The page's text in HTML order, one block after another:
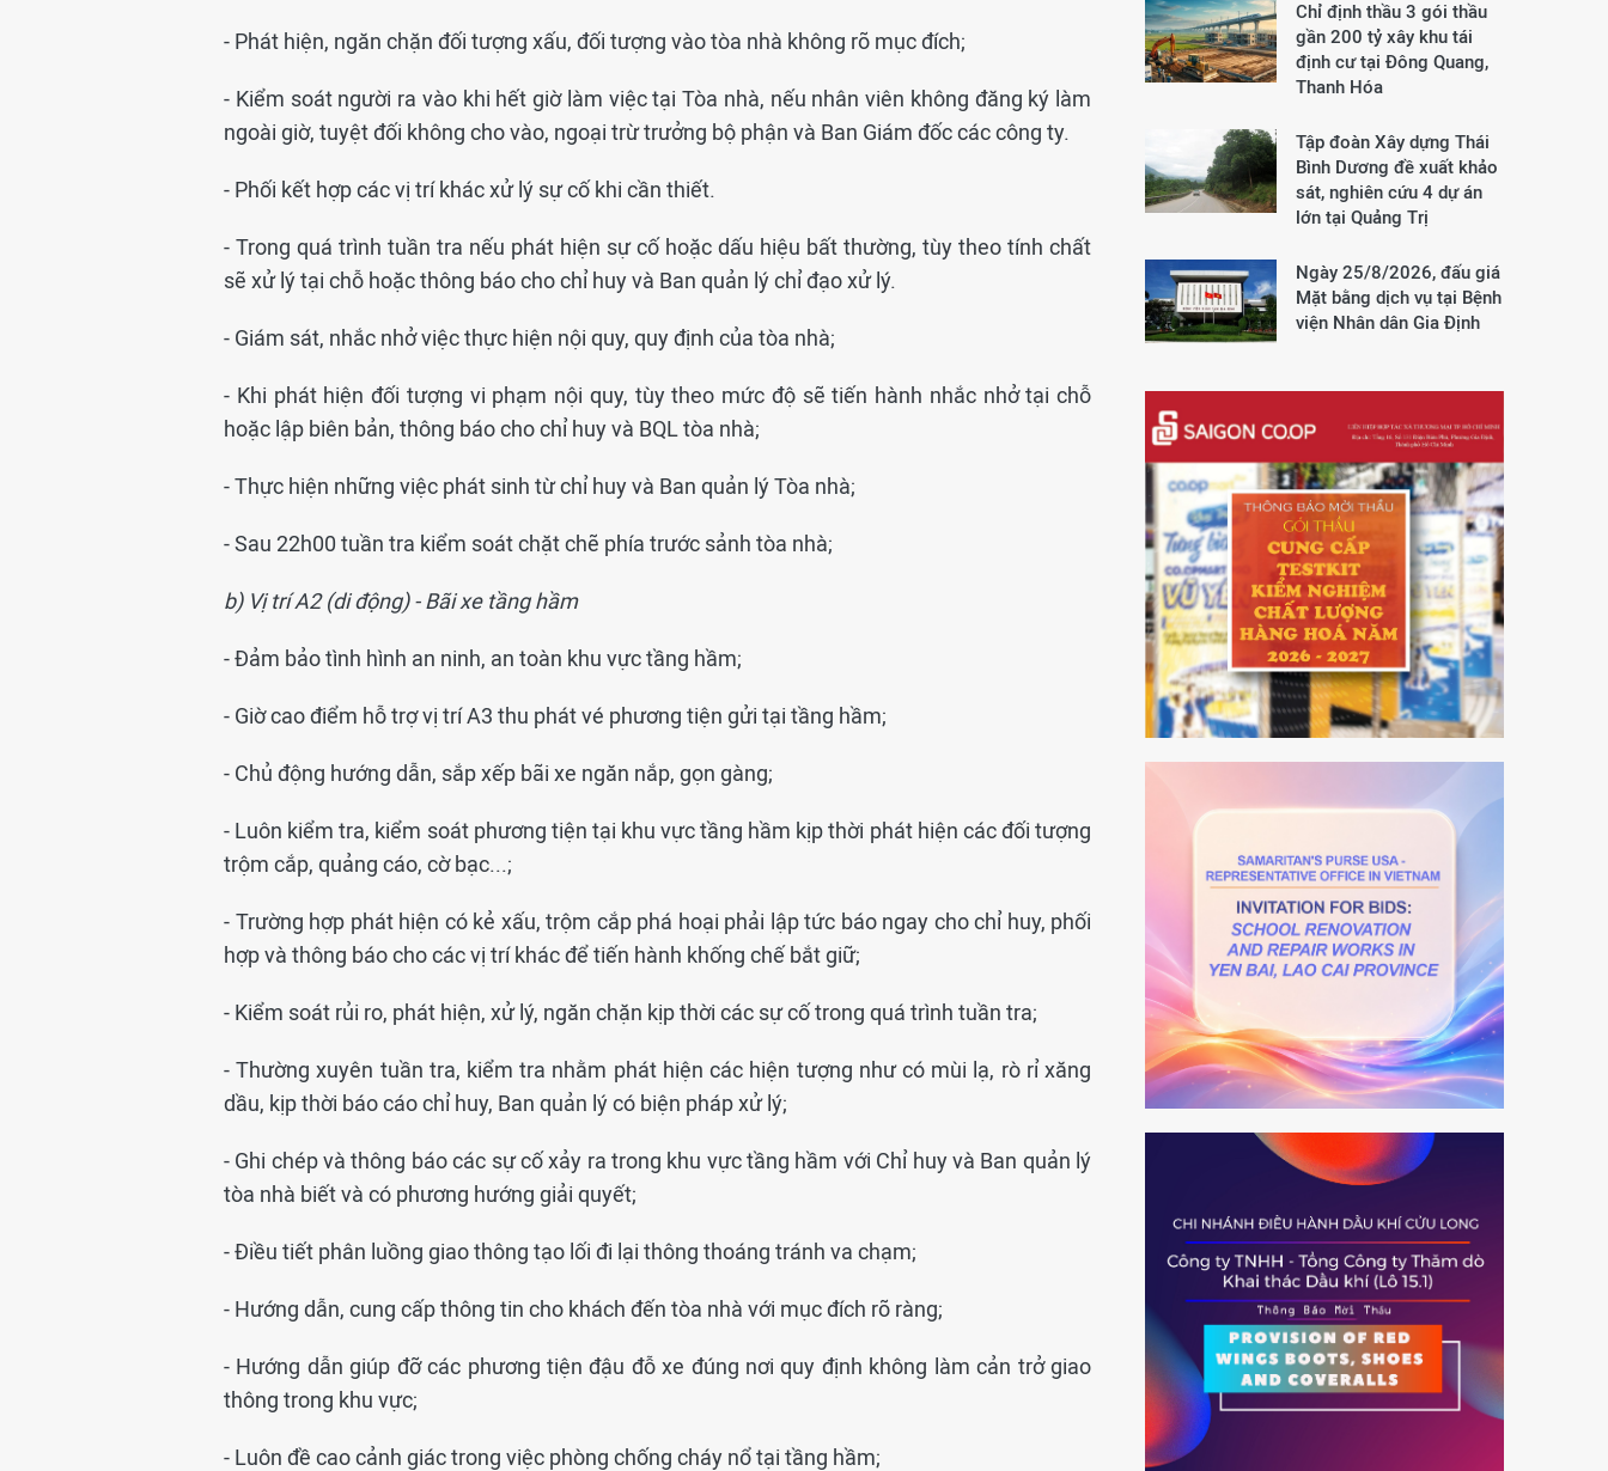
- Phát hiện, ngăn chặn đối tượng xấu, đối tượng vào tòa nhà không rõ mục đích;
- Kiểm soát người ra vào khi hết giờ làm việc tại Tòa nhà, nếu nhân viên không đăng ký làm
ngoài giờ, tuyệt đối không cho vào, ngoại trừ trưởng bộ phận và Ban Giám đốc các công ty.
- Phối kết hợp các vị trí khác xử lý sự cố khi cần thiết.
- Trong quá trình tuần tra nếu phát hiện sự cố hoặc dấu hiệu bất thường, tùy theo tính chất
sẽ xử lý tại chỗ hoặc thông báo cho chỉ huy và Ban quản lý chỉ đạo xử lý.
- Giám sát, nhắc nhở việc thực hiện nội quy, quy định của tòa nhà;
- Khi phát hiện đối tượng vi phạm nội quy, tùy theo mức độ sẽ tiến hành nhắc nhở tại chỗ
hoặc lập biên bản, thông báo cho chỉ huy và BQL tòa nhà;
- Thực hiện những việc phát sinh từ chỉ huy và Ban quản lý Tòa nhà;
- Sau 22h00 tuần tra kiểm soát chặt chẽ phía trước sảnh tòa nhà;
b) Vị trí A2 (di động) - Bãi xe tầng hầm
- Đảm bảo tình hình an ninh, an toàn khu vực tầng hầm;
- Giờ cao điểm hỗ trợ vị trí A3 thu phát vé phương tiện gửi tại tầng hầm;
- Chủ động hướng dẫn, sắp xếp bãi xe ngăn nắp, gọn gàng;
- Luôn kiểm tra, kiểm soát phương tiện tại khu vực tầng hầm kịp thời phát hiện các đối tượng
trộm cắp, quảng cáo, cờ bạc...;
- Trường hợp phát hiện có kẻ xấu, trộm cắp phá hoại phải lập tức báo ngay cho chỉ huy, phối
hợp và thông báo cho các vị trí khác để tiến hành khống chế bắt giữ;
- Kiểm soát rủi ro, phát hiện, xử lý, ngăn chặn kịp thời các sự cố trong quá trình tuần tra;
- Thường xuyên tuần tra, kiểm tra nhằm phát hiện các hiện tượng như có mùi lạ, rò rỉ xăng
dầu, kịp thời báo cáo chỉ huy, Ban quản lý có biện pháp xử lý;
- Ghi chép và thông báo các sự cố xảy ra trong khu vực tầng hầm với Chỉ huy và Ban quản lý
tòa nhà biết và có phương hướng giải quyết;
- Điều tiết phân luồng giao thông tạo lối đi lại thông thoáng tránh va chạm;
- Hướng dẫn, cung cấp thông tin cho khách đến tòa nhà với mục đích rõ ràng;
- Hướng dẫn giúp đỡ các phương tiện đậu đỗ xe đúng nơi quy định không làm cản trở giao
thông trong khu vực;
- Luôn đề cao cảnh giác trong việc phòng chống cháy nổ tại tầng hầm;
Chỉ định thầu 3 gói thầu
gần 200 tỷ xây khu tái
định cư tại Đông Quang,
Thanh Hóa
Tập đoàn Xây dựng Thái
Bình Dương đề xuất khảo
sát, nghiên cứu 4 dự án
lớn tại Quảng Trị
Ngày 25/8/2026, đấu giá
Mặt bằng dịch vụ tại Bệnh
viện Nhân dân Gia Định